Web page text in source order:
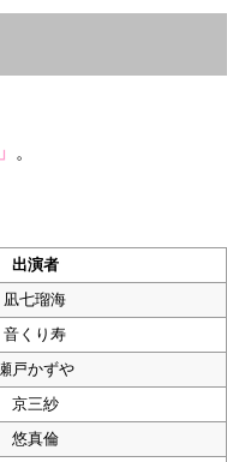
。
出演者
凪七瑠海
音くり寿
戸かずや
京三紗
悠真倫